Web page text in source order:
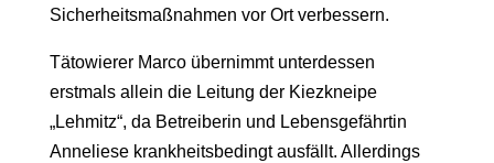
Sicherheitsmaßnahmen vor Ort verbessern.
Tätowierer Marco übernimmt unterdessen
erstmals allein die Leitung der Kiezkneipe
„Lehmitz“, da Betreiberin und Lebensgefährtin
Anneliese krankheitsbedingt ausfällt. Allerdings